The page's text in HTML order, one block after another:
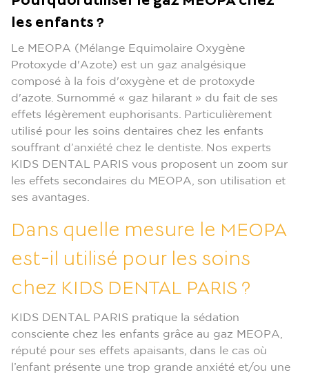
les enfants ?
Le MEOPA (Mélange Equimolaire Oxygène
Protoxyde d'Azote) est un gaz analgésique
composé à la fois d'oxygène et de protoxyde
d'azote. Surnommé « gaz hilarant » du fait de ses
effets légèrement euphorisants. Particulièrement
utilisé pour les soins dentaires chez les enfants
souffrant d’anxiété chez le dentiste. Nos experts
KIDS DENTAL PARIS vous proposent un zoom sur
les effets secondaires du MEOPA, son utilisation et
ses avantages.
Dans quelle mesure le MEOPA
est-il utilisé pour les soins
chez KIDS DENTAL PARIS ?
KIDS DENTAL PARIS pratique la sédation
consciente chez les enfants grâce au gaz MEOPA,
réputé pour ses effets apaisants, dans le cas où
l’enfant présente une trop grande anxiété et/ou une